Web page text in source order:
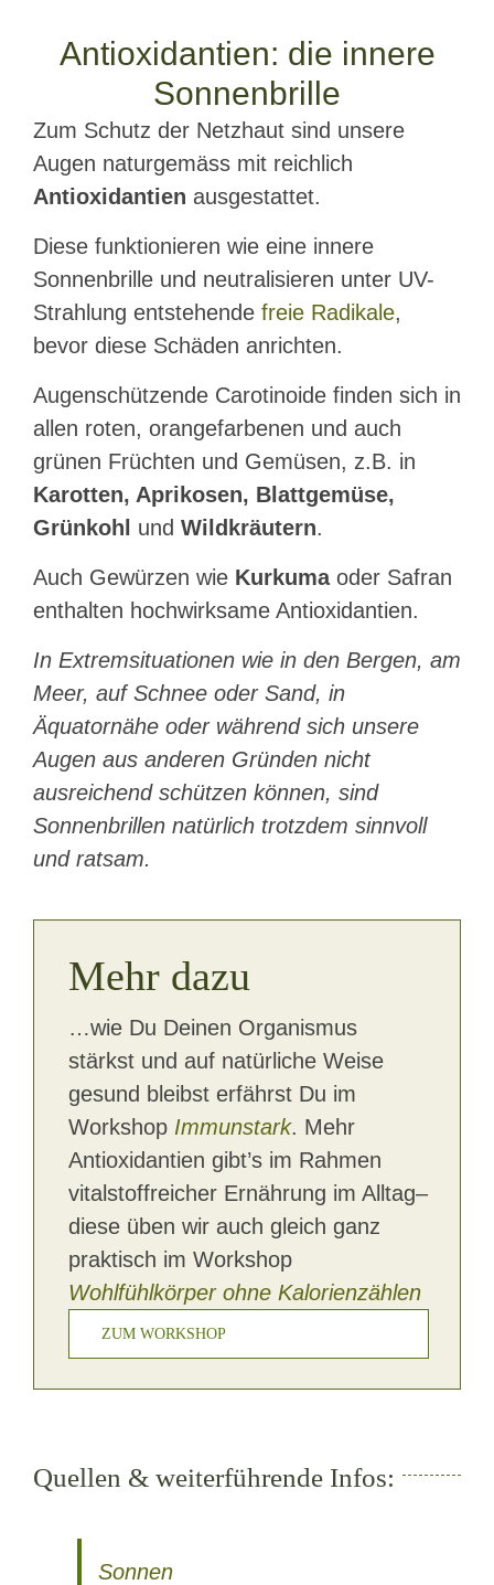
Antioxidantien: die innere
Sonnenbrille
Zum Schutz der Netzhaut sind unsere
Augen naturgemäss mit reichlich
Antioxidantien ausgestattet.
Diese funktionieren wie eine innere
Sonnenbrille und neutralisieren unter UV-
Strahlung entstehende freie Radikale,
bevor diese Schäden anrichten.
Augenschützende Carotinoide finden sich in
allen roten, orangefarbenen und auch
grünen Früchten und Gemüsen, z.B. in
Karotten, Aprikosen, Blattgemüse,
Grünkohl
und Wildkräutern.
Auch Gewürzen wie Kurkumaoder Safran
enthalten hochwirksame Antioxidantien.
In Extremsituationen wie in den Bergen, am
Meer, auf Schnee oder Sand, in
Äquatornähe oder während sich unsere
Augen aus anderen Gründen nicht
ausreichend schützen können, sind
Sonnenbrillen natürlich trotzdem sinnvoll
und ratsam.
Mehr dazu
…wie Du Deinen Organismus
stärkst und auf natürliche Weise
gesund bleibst erfährst Du im
Workshop Immunstark. Mehr
Antioxidantien gibt’s im Rahmen
vitalstoffreicher Ernährung im Alltag–
diese üben wir auch gleich ganz
praktisch im Workshop
Wohlfühlkörper ohne Kalorienzählen
ZUM WORKSHOP
Quellen & weiterführende Infos:
Sonnen